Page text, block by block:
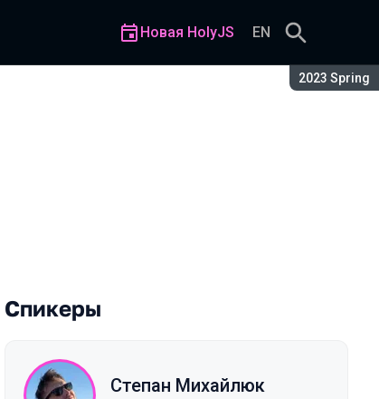
Сезон:
2023 Spring
Новая HolyJS EN
lottie-web (часть 2)
Спикеры
Степан Михайлюк